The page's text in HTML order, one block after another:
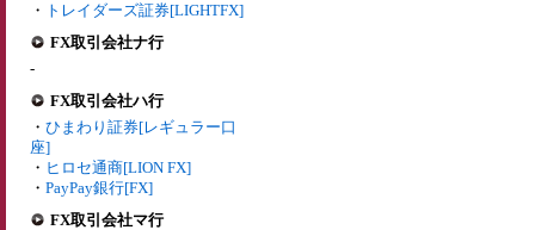
・ トレイダーズ証券[LIGHTFX]
FX取引会社ナ行
-
FX取引会社ハ行
・ ひまわり証券[レギュラー口
座]
・ ヒロセ通商[LION FX]
・ PayPay銀行[FX]
FX取引会社マ行